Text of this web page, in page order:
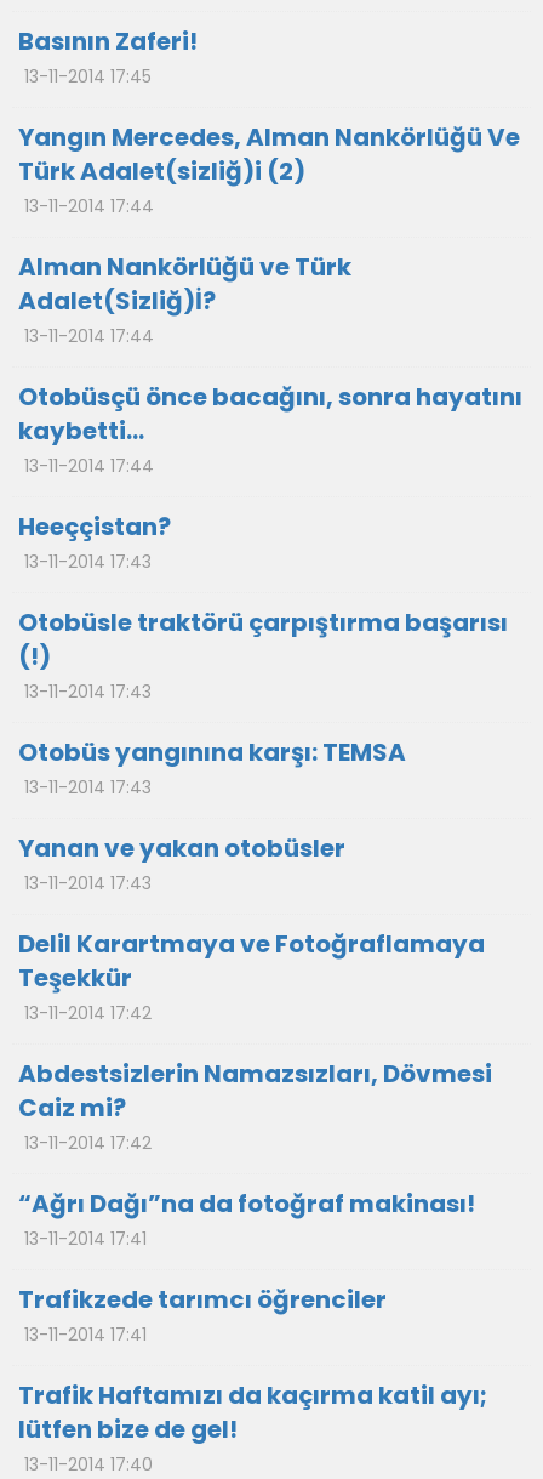
Basının Zaferi!
13-11-2014 17:45
Yangın Mercedes, Alman Nankörlüğü Ve
Türk Adalet(sizliğ)i (2)
13-11-2014 17:44
Alman Nankörlüğü ve Türk
Adalet(Sizliğ)İ?
13-11-2014 17:44
Otobüsçü önce bacağını, sonra hayatını
kaybetti…
13-11-2014 17:44
Heeççistan?
13-11-2014 17:43
Otobüsle traktörü çarpıştırma başarısı
(!)
13-11-2014 17:43
Otobüs yangınına karşı: TEMSA
13-11-2014 17:43
Yanan ve yakan otobüsler
13-11-2014 17:43
Delil Karartmaya ve Fotoğraflamaya
Teşekkür
13-11-2014 17:42
Abdestsizlerin Namazsızları, Dövmesi
Caiz mi?
13-11-2014 17:42
“Ağrı Dağı”na da fotoğraf makinası!
13-11-2014 17:41
Trafikzede tarımcı öğrenciler
13-11-2014 17:41
Trafik Haftamızı da kaçırma katil ayı;
lütfen bize de gel!
13-11-2014 17:40